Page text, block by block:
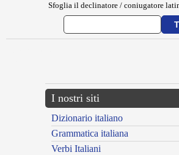
Sfoglia il declinatore / coniugatore
I nostri siti
Dizionario italiano
Grammatica italiana
Verbi Italiani